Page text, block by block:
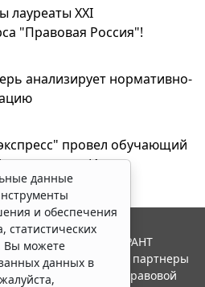
лауреаты XXI
"Правовая Россия"!
анализирует нормативно-
провел обучающий
Искра
данные
и обеспечения
статистических
Вы можете
данных в
2026. Система ГАРАНТ
"Гарант" и ее партнеры
ассоциации правовой